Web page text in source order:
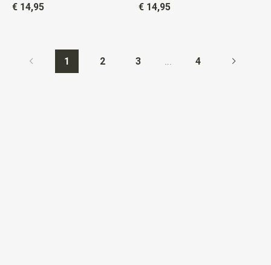
€ 14,95
€ 14,95
1 2 3 4